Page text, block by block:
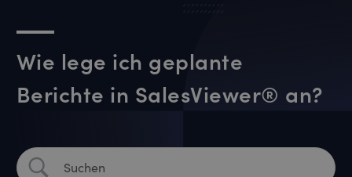
Wie lege ich geplante
Berichte in SalesViewer® an?